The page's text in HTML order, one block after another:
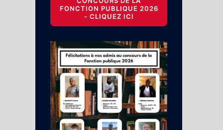
FONCTION PUBLIQUE 2026
- CLIQUEZ ICI